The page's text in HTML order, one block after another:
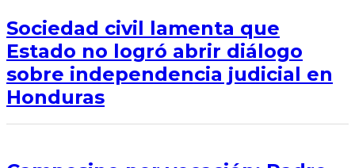
Sociedad civil lamenta que
Estado no logró abrir diálogo
sobre independencia judicial en
Honduras